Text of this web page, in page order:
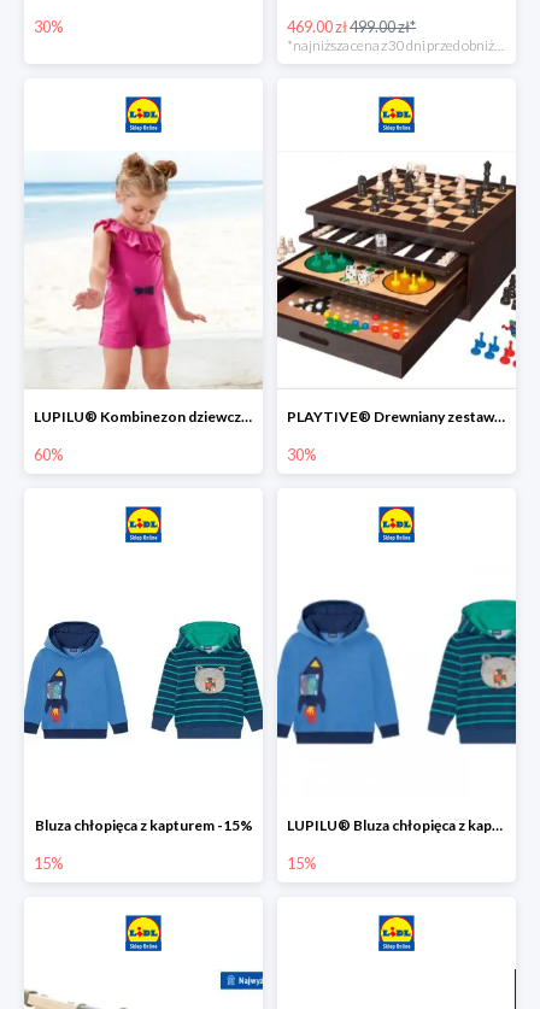
30% 469.00 zł499.00 zł*
*najniższa cena z 30 dni przed obniżką
LUPILU® Kombinezon dziewczęcy z bawełny
60%
PLAYTIVE® Drewniany zestaw gier 10 w 1
30%
Bluza chłopięca z kapturem -15%
15%
LUPILU® Bluza chłopięca z kapturem
15%